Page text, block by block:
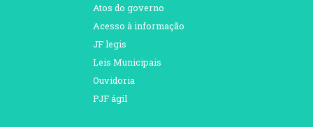
Atos do governo
Acesso à informação
JF legis
Leis Municipais
Ouvidoria
PJF ágil